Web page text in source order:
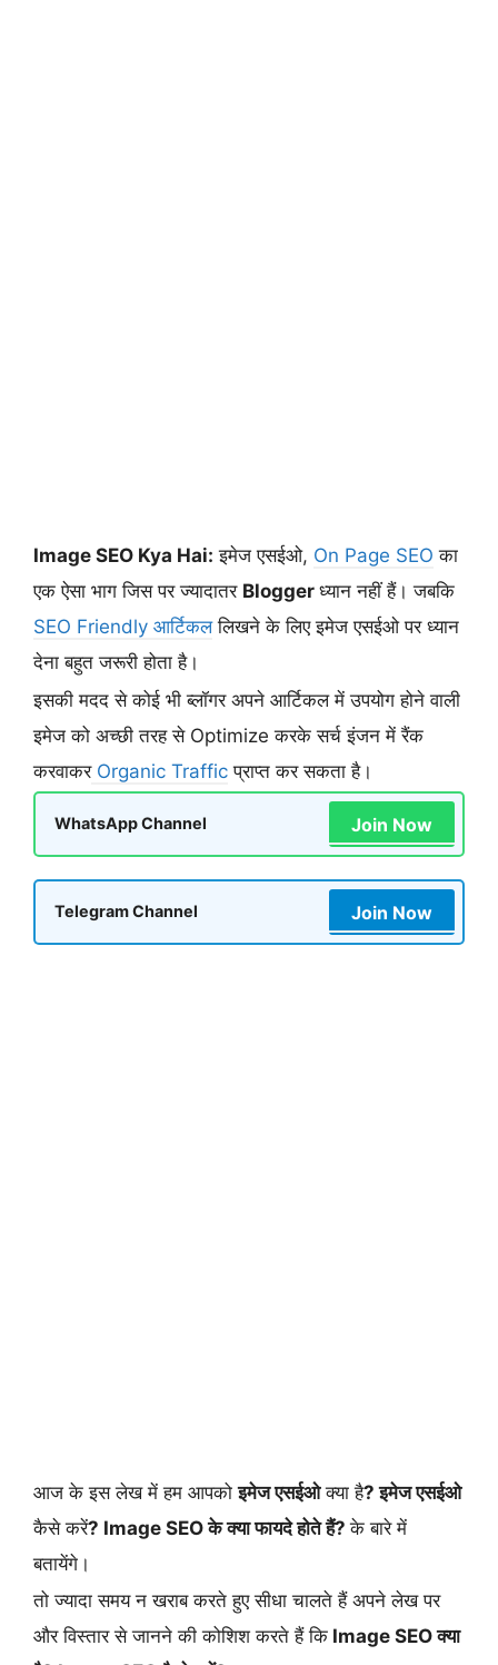
Image SEO Kya Hai: इमेज एसईओ, On Page SEO का
एक ऐसा भाग जिस पर ज्यादातर Blogger ध्यान नहीं हैं। जबकि
SEO Friendly आर्टिकललिखने के लिए इमेज एसईओ पर ध्यान
देना बहुत जरूरी होता है।
इसकी मदद से कोई भी ब्लॉगर अपने आर्टिकल में उपयोग होने वाली
इमेज को अच्छी तरह से Optimize करके सर्च इंजन में रैंक
करवाकरOrganic Traffic प्राप्त कर सकता है।
WhatsApp Channel Join Now
Telegram Channel Join Now
आज के इस लेख में हम आपकोइमेज एसईओक्या है? इमेज एसईओ
कैसे करें? Image SEO के क्या फायदे होते हैं?के बारे में
बतायेंगे।
तो ज्यादा समय न खराब करते हुए सीधा चालते हैं अपने लेख पर
और विस्तार से जानने की कोशिश करते हैं कि Image SEO क्या